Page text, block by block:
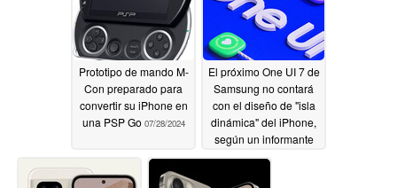
Prototipo de mando M-
Con preparado para
convertir su iPhone en
una PSP Go 07/28/2024
El próximo One UI 7 de
Samsung no contará
con el diseño de "isla
dinámica" del iPhone,
según un informante
07/28/2024